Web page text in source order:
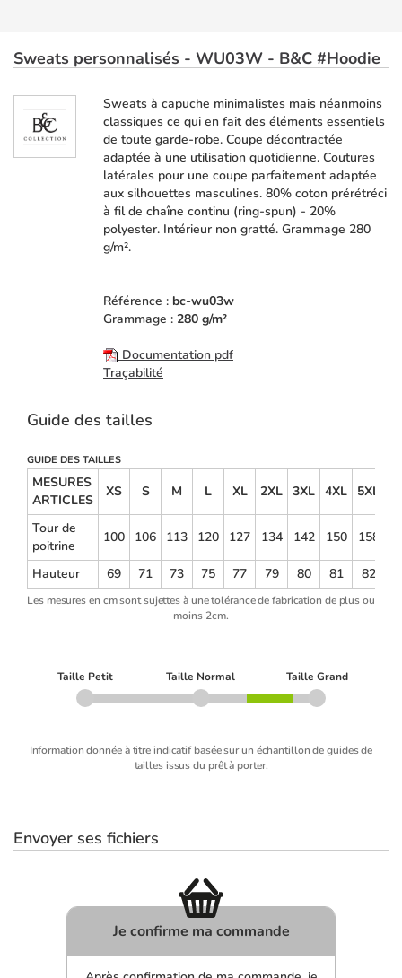
Sweats personnalisés - WU03W - B&C #Hoodie
Sweats à capuche minimalistes mais néanmoins
classiques ce qui en fait des éléments essentiels
de toute garde-robe. Coupe décontractée
adaptée à une utilisation quotidienne. Coutures
latérales pour une coupe parfaitement adaptée
aux silhouettes masculines. 80% coton prérétréci
à fil de chaîne continu (ring-spun) - 20%
polyester. Intérieur non gratté. Grammage 280
g/m².
Référence : bc-wu03w
Grammage : 280 g/m²
Documentation pdf
Traçabilité
Guide des tailles
GUIDE DES TAILLES
MESURES
ARTICLES
XS S M L XL 2XL 3XL 4XL 5XL
Tour de
poitrine
100 106 113 120 127 134 142 150 158
Hauteur 69 71 73 75 77 79 80 81 82
Les mesures en cm sont sujettes à une tolérance de fabrication de plus ou
moins 2cm.
Taille Petit Taille Normal Taille Grand
Information donnée à titre indicatif basée sur un échantillon de guides de
tailles issus du prêt à porter.
Envoyer ses fichiers
Je confirme ma commande